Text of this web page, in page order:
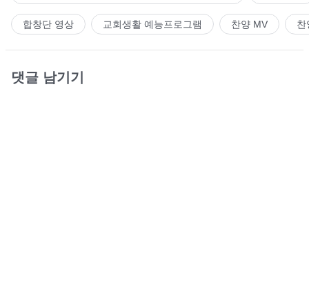
합창단 영상 교회생활 예능프로그램 찬양 MV 찬
댓글 남기기